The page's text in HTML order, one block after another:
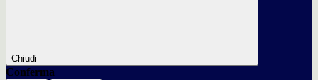
Chiudi
Conferma